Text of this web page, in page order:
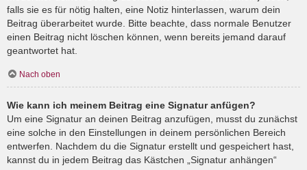
falls sie es für nötig halten, eine Notiz hinterlassen, warum dein
Beitrag überarbeitet wurde. Bitte beachte, dass normale Benutzer
einen Beitrag nicht löschen können, wenn bereits jemand darauf
geantwortet hat.
Nach oben
Wie kann ich meinem Beitrag eine Signatur anfügen?
Um eine Signatur an deinen Beitrag anzufügen, musst du zunächst
eine solche in den Einstellungen in deinem persönlichen Bereich
entwerfen. Nachdem du die Signatur erstellt und gespeichert hast,
kannst du in jedem Beitrag das Kästchen „Signatur anhängen“